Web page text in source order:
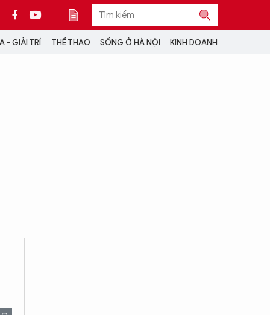
- GIẢI TRÍ THỂ THAO SỐNG Ở HÀ NỘI KINH DOANH